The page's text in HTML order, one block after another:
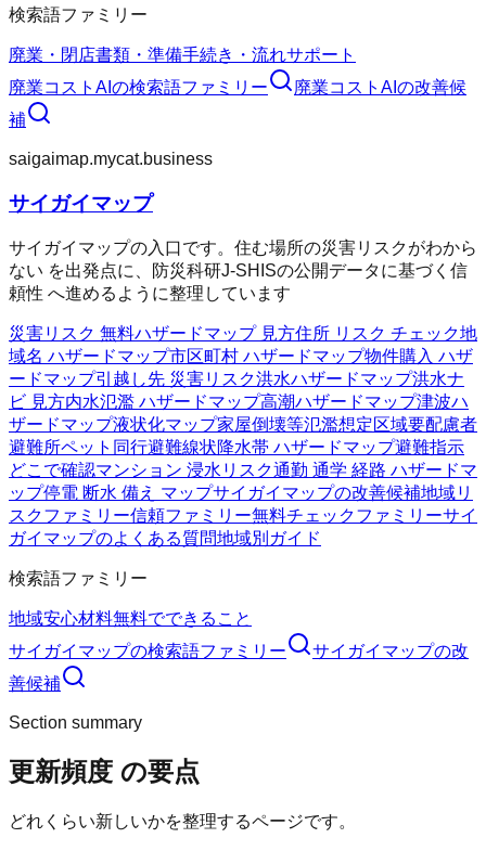
検索語ファミリー
廃業・閉店書類・準備手続き・流れサポート
廃業コストAI の検索語ファミリー 廃業コストAI の改善候
補
saigaimap.mycat.business
サイガイマップ
サイガイマップの入口です。住む場所の災害リスクがわから
ない を出発点に、防災科研J-SHISの公開データに基づく信
頼性 へ進めるように整理しています
災害リスク 無料ハザードマップ 見方住所 リスク チェック地
域名 ハザードマップ市区町村 ハザードマップ物件購入 ハザ
ードマップ引越し先 災害リスク洪水ハザードマップ洪水ナ
ビ 見方内水氾濫 ハザードマップ高潮ハザードマップ津波ハ
ザードマップ液状化マップ家屋倒壊等氾濫想定区域要配慮者
避難所ペット同行避難線状降水帯 ハザードマップ避難指示
どこで確認マンション 浸水リスク通勤 通学 経路 ハザードマ
ップ停電 断水 備え マップサイガイマップの改善候補地域リ
スクファミリー信頼ファミリー無料チェックファミリーサイ
ガイマップのよくある質問地域別ガイド
検索語ファミリー
地域安心材料無料でできること
サイガイマップの検索語ファミリー サイガイマップの改
善候補
Section summary
更新頻度 の要点
どれくらい新しいかを整理するページです。